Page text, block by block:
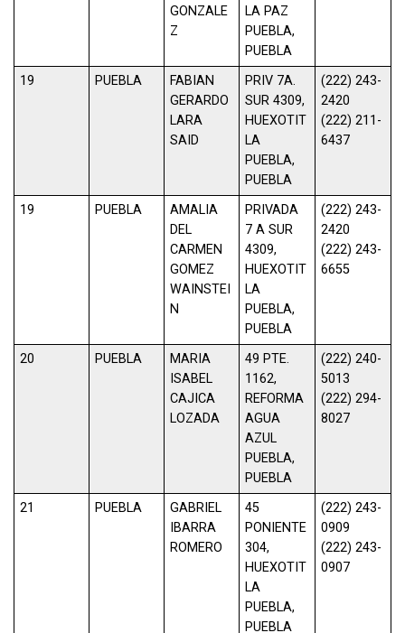
GONZALE
Z
LA PAZ
PUEBLA,
PUEBLA
19 PUEBLA
FABIAN
GERARDO
LARA
SAID
PRIV 7A.
SUR 4309,
HUEXOTIT
LA
PUEBLA,
PUEBLA
(222) 243-
2420
(222) 211-
6437
19 PUEBLA
AMALIA
DEL
CARMEN
GOMEZ
WAINSTEI
N
PRIVADA
7 A SUR
4309,
HUEXOTIT
LA
PUEBLA,
PUEBLA
(222) 243-
2420
(222) 243-
6655
20 PUEBLA
MARIA
ISABEL
CAJICA
LOZADA
49 PTE.
1162,
REFORMA
AGUA
AZUL
PUEBLA,
PUEBLA
(222) 240-
5013
(222) 294-
8027
21 PUEBLA
GABRIEL
IBARRA
ROMERO
45
PONIENTE
304,
HUEXOTIT
LA
PUEBLA,
PUEBLA
(222) 243-
0909
(222) 243-
0907